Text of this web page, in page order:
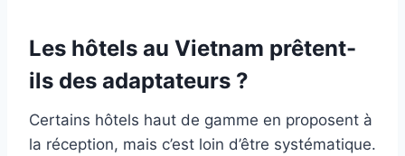
Les hôtels au Vietnam prêtent-
ils des adaptateurs ?
Certains hôtels haut de gamme en proposent à
la réception, mais c’est loin d’être systématique.